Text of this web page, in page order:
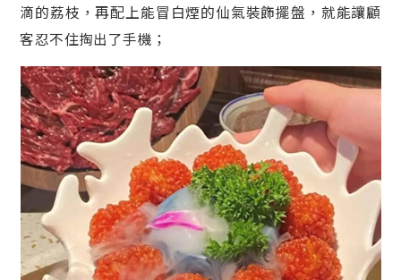
滴的荔枝，再配上能冒白煙的仙氣裝飾擺盤，就能讓顧
客忍不住掏出了手機；